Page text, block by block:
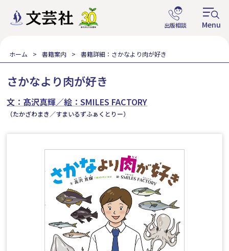
ホーム 書籍案内 書籍詳細：さかなより肉が好き
さかなより肉が好き
文：髙沢真輝／絵：SMILES FACTORY
（たかざわまき／すまいるずふぁくとりー）